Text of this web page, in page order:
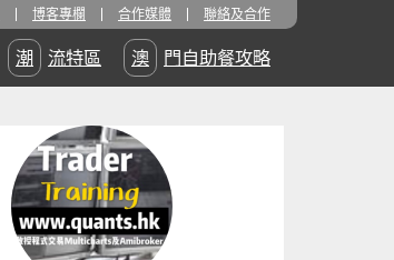
博客專欄 合作媒體 聯絡及合作
潮流特區 澳門自助餐攻略